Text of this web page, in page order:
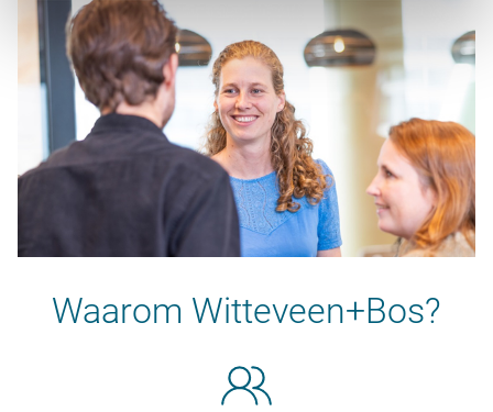
Waarom Witteveen+Bos?